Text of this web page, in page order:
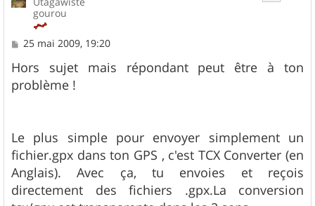
gourou
M
s
s
a
25 mai 2009, 19:20
Hors sujet mais répondant peut être à ton
problème !
Le plus simple pour envoyer simplement un
fichier.gpx dans ton GPS , c'est TCX Converter (en
Anglais). Avec ça, tu envoies et reçois
directement des fichiers .gpx.La conversion